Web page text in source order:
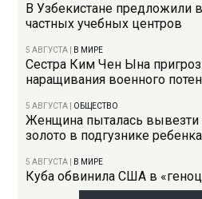
В Узбекистане предложили
частных учебных центров
5 АВГУСТА В МИРЕ
Сестра Ким Чен Ына
наращивания военного
5 АВГУСТА ОБЩЕСТВО
Женщина пыталась вывезти
золото в подгузнике ребенка
5 АВГУСТА В МИРЕ
Куба обвинила США в